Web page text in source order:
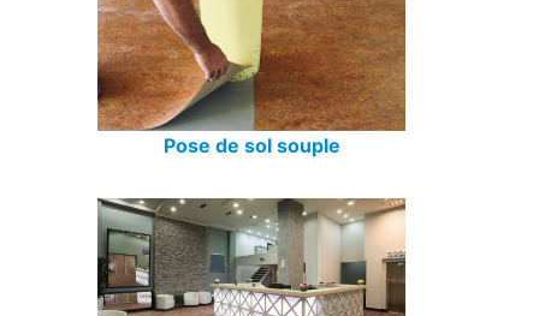
Pose de sol souple